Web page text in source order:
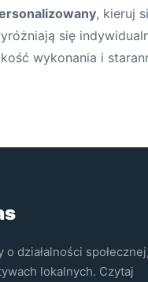
, kieruj
się
wykonania i
działalności społecznej,
lokalnych. Czytaj